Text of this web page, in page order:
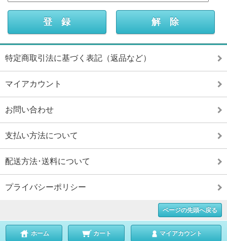
特定商取引法に基づく表記（返品など）
マイアカウント
お問い合わせ
支払い方法について
配送方法･送料について
プライバシーポリシー
ページの先頭へ戻る
ホーム カート マイアカウント